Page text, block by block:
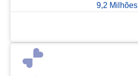
9,2 Milhões